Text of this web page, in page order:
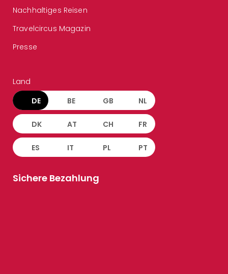
Nachhaltiges Reisen
Travelcircus Magazin
Presse
Land
DE BE GB NL
DK AT CH FR
ES IT PL PT
Sichere Bezahlung